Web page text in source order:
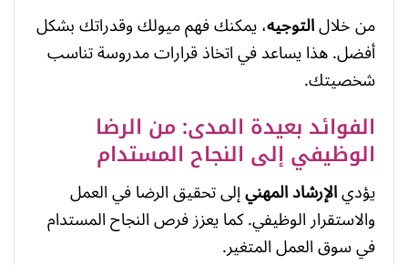
من خلالالتوجيه، يمكنك فهم ميولك وقدراتك بشكل
أفضل. هذا يساعد في اتخاذ قرارات مدروسة تناسب
شخصيتك.
الفوائد بعيدة المدى: من الرضا
الوظيفي إلى النجاح المستدام
يؤديالإرشاد المهنيإلى تحقيق الرضا في العمل
والاستقرار الوظيفي. كما يعزز فرص النجاح المستدام
في سوق العمل المتغير.